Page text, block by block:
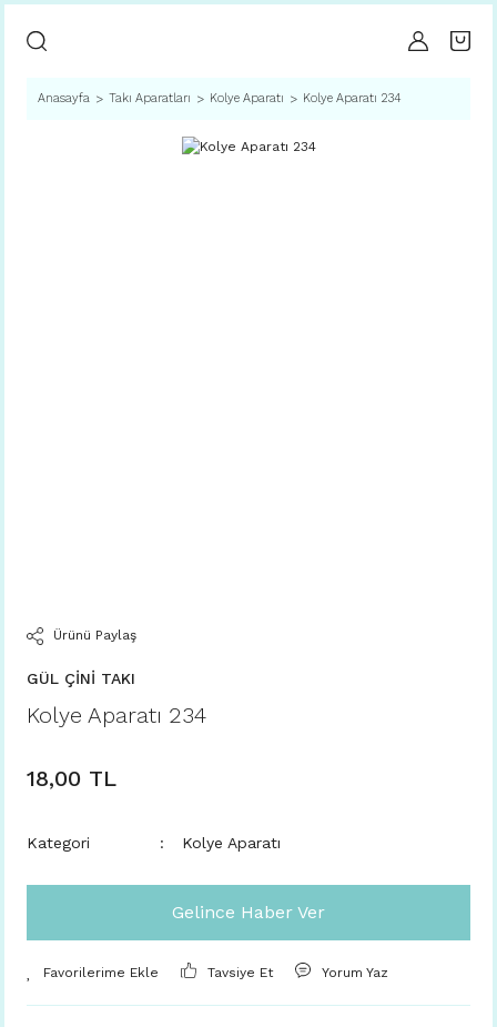
Anasayfa Takı Aparatları Kolye Aparatı Kolye Aparatı 234
Ürünü Paylaş
GÜL ÇİNİ TAKI
Kolye Aparatı 234
18,00 TL
Kategori Kolye Aparatı
Gelince Haber Ver
Tavsiye Et Yorum Yaz